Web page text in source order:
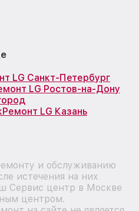
LG Санкт-Петербург
LG Ростов-на-Дону
Ремонт LG Казань
и обслуживанию
истечения на них
Сервис центр в Москве
центром.